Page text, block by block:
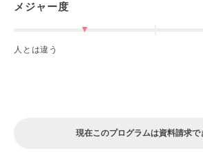
メジャー度
人とは違う
現在このプログラムは資料請求で